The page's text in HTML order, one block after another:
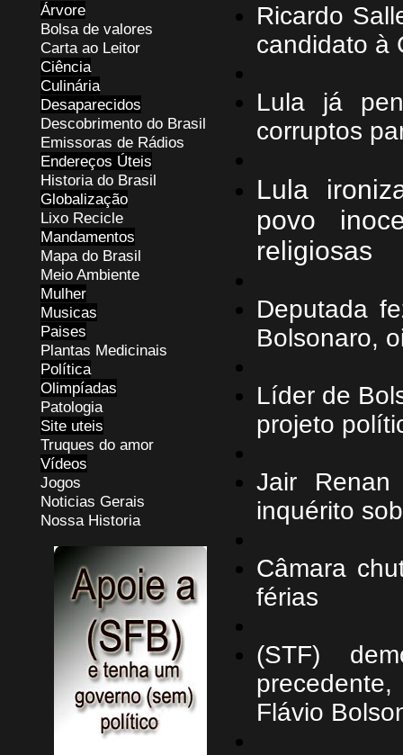
Árvore
Bolsa de valores
Carta ao Leitor
Ciência
Culinária
Desaparecidos
Descobrimento do Brasil
Emissoras de Rádios
Endereços Úteis
Historia do Brasil
Globalização
Lixo Recicle
Mandamentos
Mapa do Brasil
Meio Ambiente
Mulher
Musicas
Paises
Plantas Medicinais
Política
Olimpíadas
Patologia
Site uteis
Truques do amor
Vídeos
Jogos
Noticias Gerais
Nossa Historia
Ricardo
candidato à
Lula já
corruptos
Lula
povo
religiosas
Deputada
Bolsonaro,
Líder de
projeto
Jair
inquérito
Câmara
férias
(STF)
Flávio